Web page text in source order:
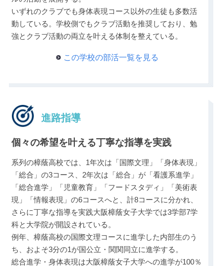
いずれのクラブでも身体表現コース以外の生徒も多数活
動している。学校側でもクラブ活動を推奨しており、勉
強とクラブ活動の両立を叶える体制を整えている。
この学校の部活一覧を見る
進路指導
個々の希望を叶える丁寧な指導を実践
系列の樟蔭高校では、1年次は「国際文理」「身体表現」
「総合」の3コース、2年次は「総合」が「看護系進学」
「総合進学」「児童教育」「フードスタディ」「美術表
現」「情報表現」の6コースへと、計8コースに分かれ、
さらに丁寧な指導を実践大阪樟蔭女子大学では3学部7学
科と大学院が開設されている。
例年、樟蔭高校の国際文理コースに進学した内部生のう
ち、およそ3分の1が国公立・関関同立に進学する。
総合進学・身体表現は大阪樟蔭女子大学への進学が100％